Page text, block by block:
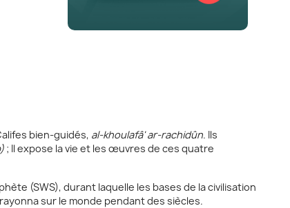
bien-guidés, al-khoulafâ' ar-rachidûn. Ils
; Il expose la vie et les œuvres de ces quatre
(SWS), durant laquelle les bases de la civilisation
sur le monde pendant des siècles.